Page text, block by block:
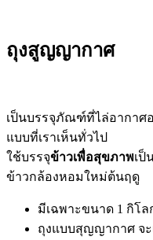
ถุงสูญญากาศ
เป็นบรรจุภัณฑ์ที่ไล่อากาศ
แบบที่เราเห็นทั่วไป
ใช้บรรจุข้าวเพื่อสุขภาพเป็
ข้าวกล้องหอมใหม่ต้นฤดู
มีเฉพาะขนาด 1 กิโล
ถุงแบบสุญญากาศ จ